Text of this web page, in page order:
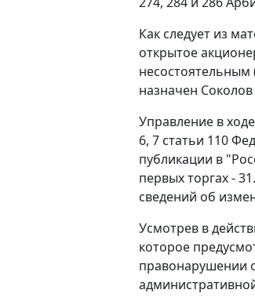
Как следует из
открытое
назначен
Управление в
6, 7 статьи 110
публикации в
первых торгах -
сведений об
Усмотрев в
которое
правонарушении